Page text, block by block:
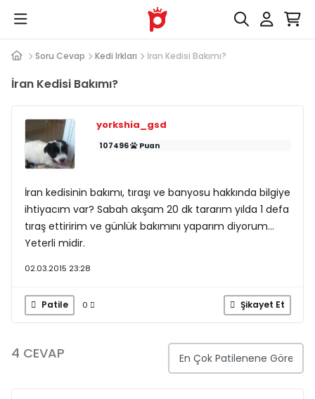
Soru Cevap Kedi Irkları İran Kedisi Bakımı?
İran Kedisi Bakımı?
yorkshia_gsd
107496 Puan
İran kedisinin bakımı, tıraşı ve banyosu hakkında bilgiye
ihtiyacım var? Sabah akşam 20 dk tararım yılda 1 defa
tıraş ettiririm ve günlük bakımını yaparım diyorum...
Yeterli midir.
02.03.2015 23:28
Patile 0 Şikayet Et
4 CEVAP